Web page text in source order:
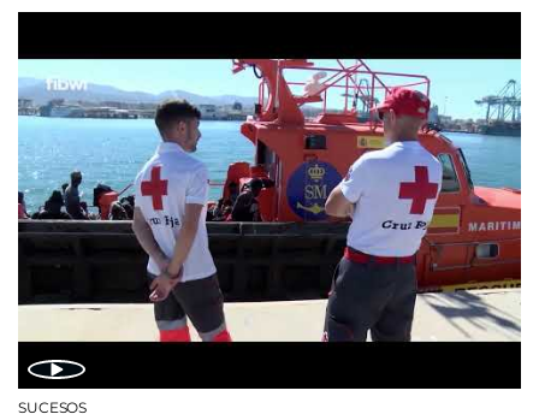
SUCESOS